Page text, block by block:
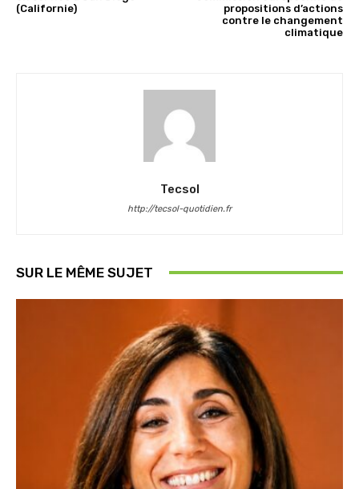
(Californie)
propositions d’actions
contre le changement
climatique
Tecsol
http://tecsol-quotidien.fr
SUR LE MÊME SUJET